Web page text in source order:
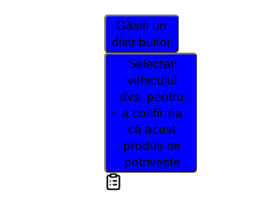
Găsiți un
distribuitor
Selectați
vehiculul
dvs. pentru
a confirma
că acest
produs se
potrivește